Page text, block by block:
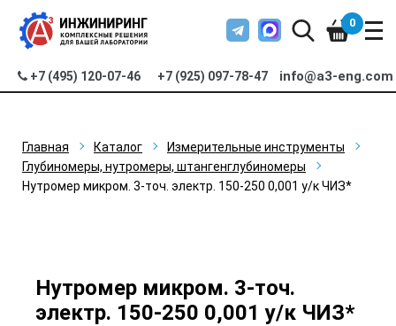
+7 (495) 120-07-46 +7 (925) 097-78-47 info@a3-eng.com
0
Главная Каталог
Измерительные инструменты
Глубиномеры, нутромеры, штангенглубиномеры
Нутромер микром. 3-точ. электр. 150-250 0,001 у/к ЧИЗ*
Нутромер микром. 3-точ.
электр. 150-250 0,001 у/к ЧИЗ*